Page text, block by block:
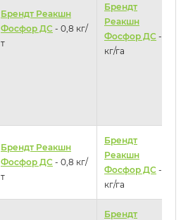
Брендт Реакшн
Фосфор ДС - 0,8 кг/
т
Брендт
Реакшн
Фосфор ДС - 2
кг/га
Брендт Реакшн
Фосфор ДС - 0,8 кг/
т
Брендт
Реакшн
Фосфор ДС - 3
кг/га
Брендт